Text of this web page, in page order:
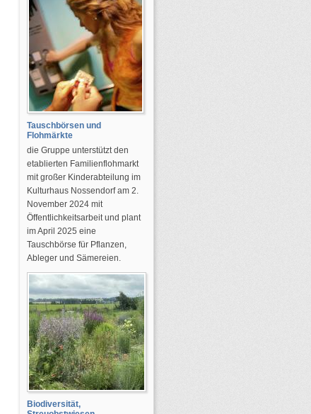
Tauschbörsen und
Flohmärkte
die Gruppe unterstützt den
etablierten Familienflohmarkt
mit großer Kinderabteilung im
Kulturhaus Nossendorf am 2.
November 2024 mit
Öffentlichkeitsarbeit und plant
im April 2025 eine
Tauschbörse für Pflanzen,
Ableger und Sämereien.
Biodiversität,